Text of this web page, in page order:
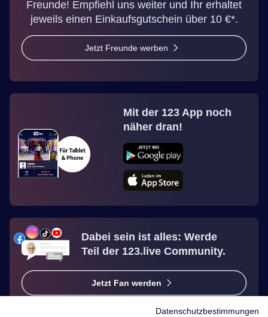
Freunde! Empfiehl uns weiter und Ihr erhaltet
jeweils einen Einkaufsgutschein über 10 €*.
Jetzt Freunde werben
Mit der 123 App noch
näher dran!
Dabei sein ist alles: Werde
Teil der 123.live Community.
Jetzt Fan werden
Datenschutzbestimmungen